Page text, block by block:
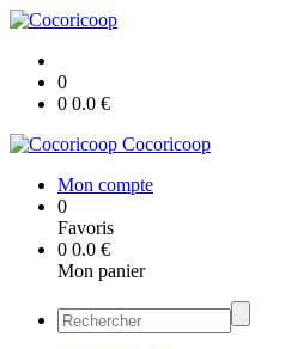
0
0 0.0 €
Cocoricoop
Mon compte
0
Favoris
0 0.0 €
Mon panier